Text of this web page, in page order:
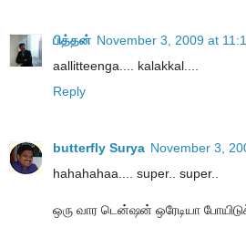
பித்தன் November 3, 2009 at
aallitteenga.... kalakkal....
Reply
butterfly Surya November 3,
hahahahaa.... super.. super..
ஒரு வார டென்ஷன் ஒரேடியா